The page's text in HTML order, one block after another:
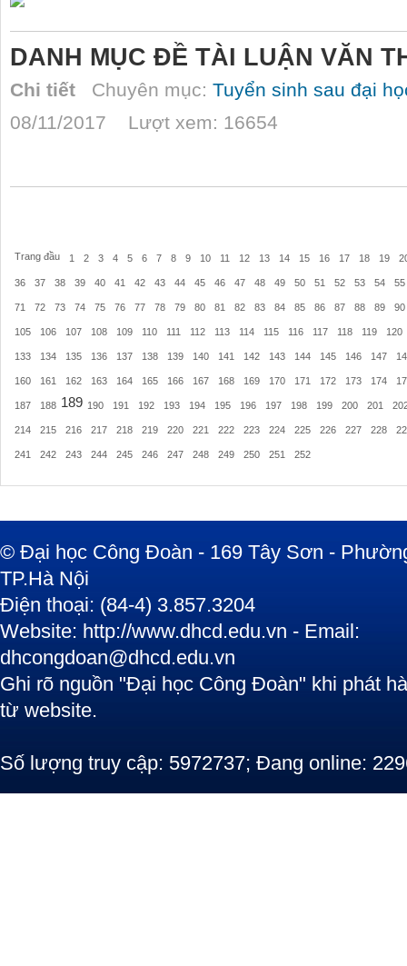
DANH MỤC ĐỀ TÀI LUẬN VĂN
Chi tiết Chuyên mục: Tuyển sinh sau đại
08/11/2017 Lượt xem: 16654
Trang đầu 1 2 3 4 5 6 7 8 9 10 11 12 13 14 15 16 17 18 19
36 37 38 39 40 41 42 43 44 45 46 47 48 49 50 51 52 53 54 55
71 72 73 74 75 76 77 78 79 80 81 82 83 84 85 86 87 88 89 90
105 106 107 108 109 110 111 112 113 114 115 116 117 118 119 120
133 134 135 136 137 138 139 140 141 142 143 144 145 146 147
160 161 162 163 164 165 166 167 168 169 170 171 172 173 174
187 188 189 190 191 192 193 194 195 196 197 198 199 200 201
214 215 216 217 218 219 220 221 222 223 224 225 226 227 228
241 242 243 244 245 246 247 248 249 250 251 252
© Đại học Công Đoàn - 169 Tây Sơn -
TP.Hà Nội
Điện thoại: (84-4) 3.857.3204
Website: http://www.dhcd.edu.vn - Email:
dhcongdoan@dhcd.edu.vn
Ghi rõ nguồn "Đại học Công Đoàn" khi phát
từ website.
Số lượng truy cập: 5972737; Đang online: